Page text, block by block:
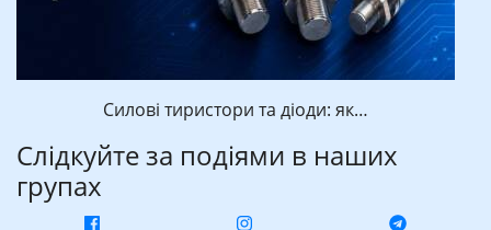
Силові тиристори та діоди: як…
Слідкуйте за подіями в наших
групах